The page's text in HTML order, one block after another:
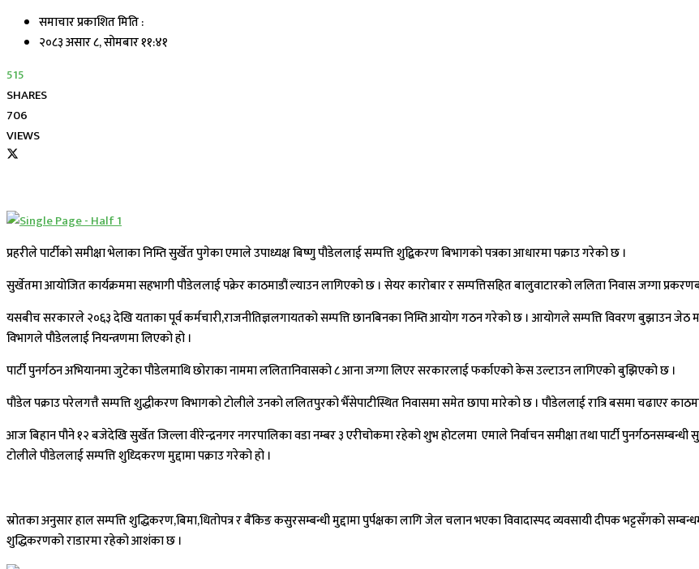
समाचार प्रकाशित मिति :
२०८३ असार ८, सोमबार ११:४१
515
SHARES
706
VIEWS
प्रहरीले पार्टीको समीक्षा भेलाका निम्ति सुर्खेत पुगेका एमाले उपाध्यक्ष बिष्णु पौडेललाई सम्पत्ति शुद्बिकरण बिभागको पत्रका आधारमा पक्राउ गरेको छ ।
सुर्खेतमा आयोजित कार्यक्रममा सहभागी पौडेललाई पक्रेर काठमाडौं ल्याउन लागिएको छ । सेयर कारोबार र सम्पत्तिसहित बालुवाटारको ललिता निवास जग्गा
यसबीच सरकारले २०६३ देखि यताका पूर्व कर्मचारी,राजनीतिज्ञलगायतको सम्पत्ति छानबिनका निम्ति आयोग गठन गरेको छ । आयोगले सम्पत्ति विवरण बुझाउन जेठ
विभागले पौडेललाई नियन्त्रणमा लिएको हो ।
पार्टी पुनर्गठन अभियानमा जुटेका पौडेलमाथि छोराका नाममा ललितानिवासको ८ आना जग्गा लिएर सरकारलाई फर्काएको केस उल्टाउन लागिएको बुझिएको छ ।
पौडेल पक्राउ परेलगत्तै सम्पत्ति शुद्धीकरण विभागको टोलीले उनको ललितपुरको भैँसेपाटीस्थित निवासमा समेत छापा मारेको छ । पौडेललाई रात्रि बसमा चढाएर
आज बिहान पौने १२ बजेदेखि सुर्खेत जिल्ला वीरेन्द्रनगर नगरपालिका वडा नम्बर ३ एरीचोकमा रहेको शुभ होटलमा एमाले निर्वाचन समीक्षा तथा पार्टी
टोलीले पौडेललाई सम्पत्ति शुध्दिकरण मुद्दामा पक्राउ गरेको हो ।
स्रोतका अनुसार हाल सम्पत्ति शुद्धिकरण,बिमा,धितोपत्र र बैंकिङ कसुरसम्बन्धी मुद्दामा पुर्पक्षका लागि जेल चलान भएका विवादास्पद व्यवसायी दीपक भट्टसँगको
शुद्धिकरणको राडारमा रहेको आशंका छ ।